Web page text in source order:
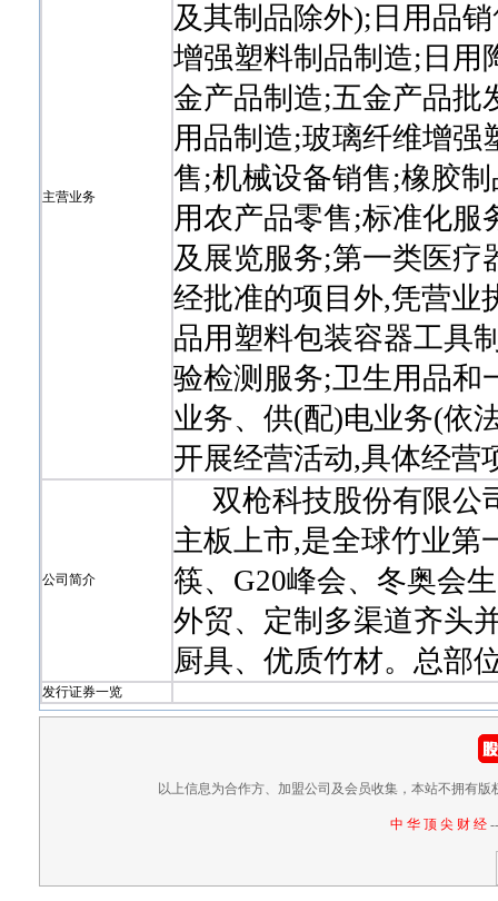
主营业务
及其制品除外);日用品
增强塑料制品制造;日用
金产品制造;五金产品批
用品制造;玻璃纤维增强
售;机械设备销售;橡胶
用农产品零售;标准化服
及展览服务;第一类医疗
经批准的项目外,凭营业
品用塑料包装容器工具
验检测服务;卫生用品和
业务、供(配)电业务(依
开展经营活动,具体经营
公司简介
双枪科技股份有限公
主板上市,是全球竹业第
筷、G20峰会、冬奥会
外贸、定制多渠道齐头
厨具、优质竹材。总部
发行证券一览
以上信息为合作方、加盟公司及会员收集，本站不拥有
中 华 顶 尖 财 经